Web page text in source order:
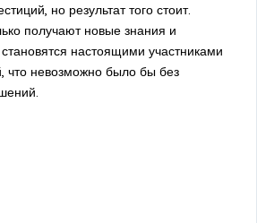
но результат того стоит.
получают новые знания и
настоящими участниками
что невозможно было бы без